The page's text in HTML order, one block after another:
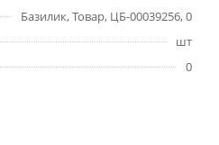
Базилик, Товар, ЦБ-00039256, 0
шт
0